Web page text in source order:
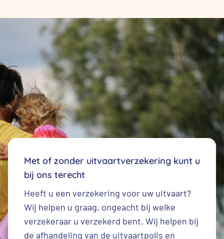
Met of zonder uitvaartverzekering kunt u
bij ons terecht
Heeft u een verzekering voor uw uitvaart?
Wij helpen u graag, ongeacht bij welke
verzekeraar u verzekerd bent. Wij helpen bij
de afhandeling van de uitvaartpolis en